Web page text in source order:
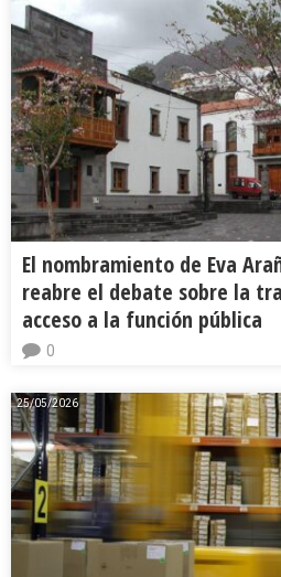
El nombramiento de Eva
reabre el debate sobre la
acceso a la función pública
0
25/05/2026